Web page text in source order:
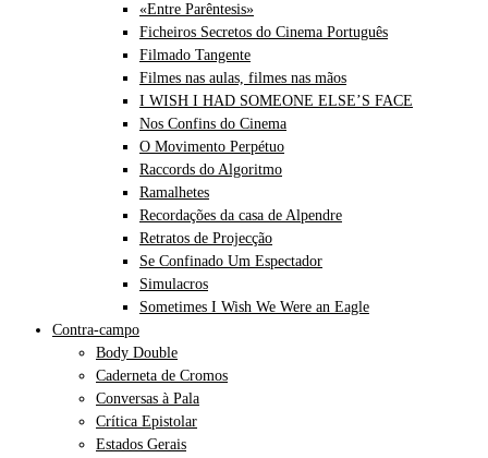
«Entre Parêntesis»
Ficheiros Secretos do Cinema Português
Filmado Tangente
Filmes nas aulas, filmes nas mãos
I WISH I HAD SOMEONE ELSE’S FACE
Nos Confins do Cinema
O Movimento Perpétuo
Raccords do Algoritmo
Ramalhetes
Recordações da casa de Alpendre
Retratos de Projecção
Se Confinado Um Espectador
Simulacros
Sometimes I Wish We Were an Eagle
Contra-campo
Body Double
Caderneta de Cromos
Conversas à Pala
Crítica Epistolar
Estados Gerais